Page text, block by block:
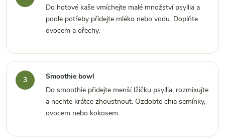
Do hotové kaše vmíchejte malé množství psyllia a
podle potřeby přidejte mléko nebo vodu. Doplňte
ovocem a ořechy.
Smoothie bowl
Do smoothie přidejte menší lžičku psyllia, rozmixujte
a nechte krátce zhoustnout. Ozdobte chia semínky,
ovocem nebo kokosem.